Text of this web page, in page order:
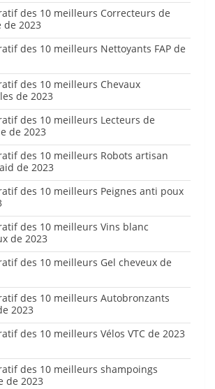
des 10 meilleurs Correcteurs de
de 2023
des 10 meilleurs Nettoyants FAP de
des 10 meilleurs Chevaux
de 2023
des 10 meilleurs Lecteurs de
de 2023
des 10 meilleurs Robots artisan
de 2023
des 10 meilleurs Peignes anti poux
des 10 meilleurs Vins blanc
de 2023
des 10 meilleurs Gel cheveux de
des 10 meilleurs Autobronzants
2023
des 10 meilleurs Vélos VTC de 2023
des 10 meilleurs shampoings
de 2023